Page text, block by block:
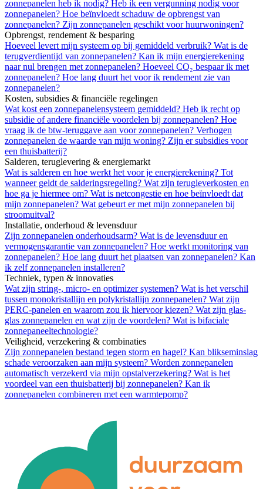
zonnepanelen heb ik nodig? Heb ik een vergunning nodig voor
zonnepanelen? Hoe beïnvloedt schaduw de opbrengst van
zonnepanelen? Zijn zonnepanelen geschikt voor huurwoningen?
Opbrengst, rendement & besparing
Hoeveel levert mijn systeem op bij gemiddeld verbruik? Wat is de
terugverdientijd van zonnepanelen? Kan ik mijn energierekening
naar nul brengen met zonnepanelen? Hoeveel CO₂ bespaar ik met
zonnepanelen? Hoe lang duurt het voor ik rendement zie van
zonnepanelen?
Kosten, subsidies & financiële regelingen
Wat kost een zonnepanelensysteem gemiddeld? Heb ik recht op
subsidie of andere financiële voordelen bij zonnepanelen? Hoe
vraag ik de btw-teruggave aan voor zonnepanelen? Verhogen
zonnepanelen de waarde van mijn woning? Zijn er subsidies voor
een thuisbatterij?
Salderen, teruglevering & energiemarkt
Wat is salderen en hoe werkt het voor je energierekening? Tot
wanneer geldt de salderingsregeling? Wat zijn terugleverkosten en
hoe ga je hiermee om? Wat is netcongestie en hoe beïnvloedt dat
mijn zonnepanelen? Wat gebeurt er met mijn zonnepanelen bij
stroomuitval?
Installatie, onderhoud & levensduur
Zijn zonnepanelen onderhoudsarm? Wat is de levensduur en
vermogensgarantie van zonnepanelen? Hoe werkt monitoring van
zonnepanelen? Hoe lang duurt het plaatsen van zonnepanelen? Kan
ik zelf zonnepanelen installeren?
Techniek, typen & innovaties
Wat zijn string-, micro- en optimizer systemen? Wat is het verschil
tussen monokristallijn en polykristallijn zonnepanelen? Wat zijn
PERC-panelen en waarom zou ik hiervoor kiezen? Wat zijn glas-
glas zonnepanelen en wat zijn de voordelen? Wat is bifaciale
zonnepaneeltechnologie?
Veiligheid, verzekering & combinaties
Zijn zonnepanelen bestand tegen storm en hagel? Kan blikseminslag
schade veroorzaken aan mijn systeem? Worden zonnepanelen
automatisch verzekerd via mijn opstalverzekering? Wat is het
voordeel van een thuisbatterij bij zonnepanelen? Kan ik
zonnepanelen combineren met een warmtepomp?